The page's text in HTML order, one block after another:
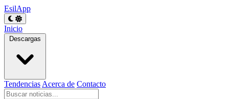
EsilApp
Inicio
Descargas
Tendencias Acerca de Contacto